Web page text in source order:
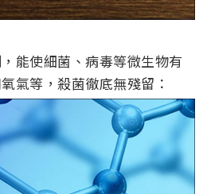
能使細菌、病毒等微生物有
氣等，殺菌徹底無殘留：